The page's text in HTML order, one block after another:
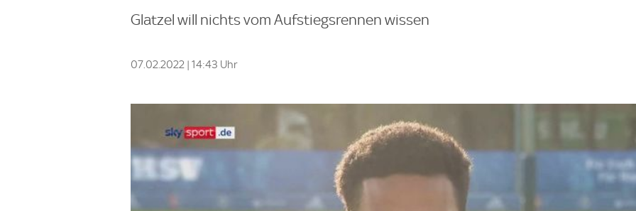
Glatzel will nichts vom Aufstiegsrennen wissen
07.02.2022 | 14:43 Uhr